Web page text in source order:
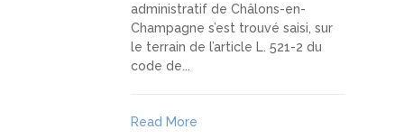
administratif de Châlons-en-
Champagne s’est trouvé saisi, sur
le terrain de l’article L. 521-2 du
code de...
Read More